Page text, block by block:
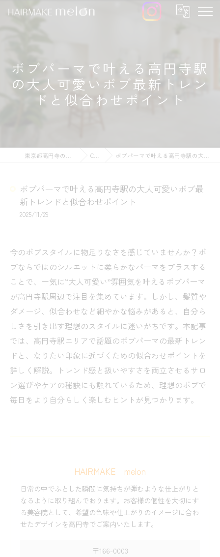
ボブパーマで叶える高円寺駅
の大人可愛いボブ最新トレン
ドと似合わせポイント
COLUMN ボブパーマで叶える高円寺駅の大人可愛いボブ最新トレンドと似合わせポイント
ボブパーマで叶える高円寺駅の大人可愛いボブ最
新トレンドと似合わせポイント
2025/11/29
今のボブスタイルに物足りなさを感じていませんか？ボ
ブならではのシルエットに柔らかなパーマをプラスする
ことで、一気に“大人可愛い”雰囲気を叶えるボブパーマ
が高円寺駅周辺で注目を集めています。しかし、髪質や
ダメージ、似合わせなど細やかな悩みがあると、自分ら
しさを引き出す理想のスタイルに迷いがちです。本記事
では、高円寺駅エリアで話題のボブパーマの最新トレン
ドと、なりたい印象に近づくための似合わせポイントを
詳しく解説。トレンド感と扱いやすさを両立させるサロ
ン選びやケアの秘訣にも触れているため、理想のボブで
毎日をより自分らしく楽しむヒントが見つかります。
HAIRMAKE melon
日常の中でふとした瞬間に気持ちが弾むような仕上がりと
なるように取り組んでおります。お客様の個性を大切にす
る美容院として、希望の色味や仕上がりのイメージに合わ
せたデザインを高円寺でご案内いたします。
〒166-0003